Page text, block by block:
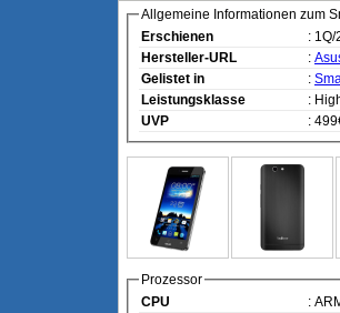
Allgemeine Informationen zum
Erschienen
:
Hersteller-URL
:
Gelistet in
:
Leistungsklasse
:
UVP
:
Prozessor
CPU
: